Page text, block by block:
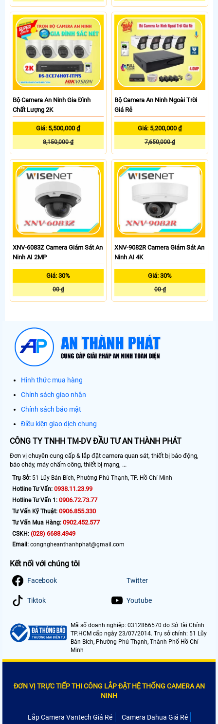
Bộ Camera An Ninh Gia Đình
Chất Lượng 2K
Giá: 5,500,000 ₫
8,150,000 ₫
Bộ Camera An Ninh Ngoài Trời
Giá Rẻ
Giá: 5,200,000 ₫
7,650,000 ₫
XNV-6083Z Camera Giám Sát An
Ninh AI 2MP
Giá: 30%
00 ₫
XNV-9082R Camera Giám Sát An
Ninh AI 4K
Giá: 30%
00 ₫
Hình thức mua hàng
Chính sách giao nhận
Chính sách bảo mật
Điều kiện giao dịch chung
CÔNG TY TNHH TM-DV ĐẦU TƯ AN THÀNH PHÁT
Đơn vị chuyên cung cấp & lắp đặt camera quan sát, thiết bị báo động,
báo cháy, máy chấm công, thiết bị mạng, ...
Trụ Sở: 51 Lũy Bán Bích, Phường Phú Thạnh, TP. Hồ Chí Minh
Hotline Tư Vấn: 0938.11.23.99
Hotline Tư Vấn 1: 0906.72.73.77
Tư Vấn Kỹ Thuật: 0906.855.330
Tư Vấn Mua Hàng: 0902.452.577
CSKH: (028) 6688.4949
Email: congngheanthanhphat@gmail.com
Kết nối với chúng tôi
Facebook Twitter
Tiktok Youtube
Mã số doanh nghiệp: 0312866570 do Sở Tài Chính
TP.HCM cấp ngày 23/07/2014. Trụ sở chính: 51 Lũy
Bán Bích, Phường Phú Thạnh, Thành Phố Hồ Chí
Minh
ĐƠN VỊ TRỰC TIẾP THI CÔNG LẮP ĐẶT HỆ THỐNG CAMERA AN
NINH
Lắp Camera Vantech Giá Rẻ Camera Dahua Giá Rẻ